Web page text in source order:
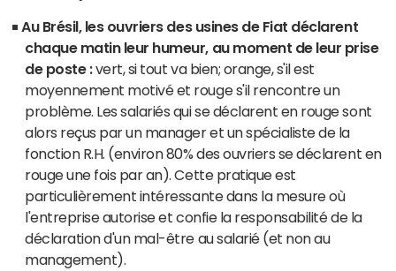
Au Brésil, les ouvriers des usines de Fiat déclarent
chaque matin leur humeur, au moment de leur prise
de poste :vert, si tout va bien; orange, s'il est
moyennement motivé et rouge s'il rencontre un
problème. Les salariés qui se déclarent en rouge sont
alors reçus par un manager et un spécialiste de la
fonction R.H. (environ 80% des ouvriers se déclarent en
rouge une fois par an). Cette pratique est
particulièrement intéressante dans la mesure où
l'entreprise autorise et confie la responsabilité de la
déclaration d'un mal-être au salarié (et non au
management).